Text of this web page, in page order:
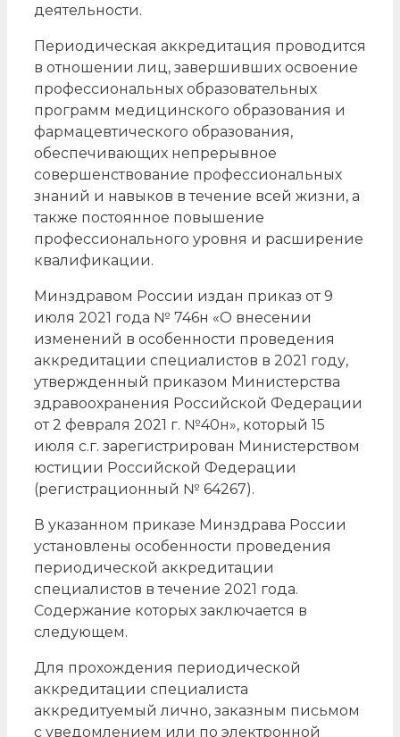
деятельности.
Периодическая аккредитация проводится
в отношении лиц, завершивших освоение
профессиональных образовательных
программ медицинского образования и
фармацевтического образования,
обеспечивающих непрерывное
совершенствование профессиональных
знаний и навыков в течение всей жизни, а
также постоянное повышение
профессионального уровня и расширение
квалификации.
Минздравом России издан приказ от 9
июля 2021 года № 746н «О внесении
изменений в особенности проведения
аккредитации специалистов в 2021 году,
утвержденный приказом Министерства
здравоохранения Российской Федерации
от 2 февраля 2021 г. №40н», который 15
июля с.г. зарегистрирован Министерством
юстиции Российской Федерации
(регистрационный № 64267).
В указанном приказе Минздрава России
установлены особенности проведения
периодической аккредитации
специалистов в течение 2021 года.
Содержание которых заключается в
следующем.
Для прохождения периодической
аккредитации специалиста
аккредитуемый лично, заказным письмом
с уведомлением или по электронной